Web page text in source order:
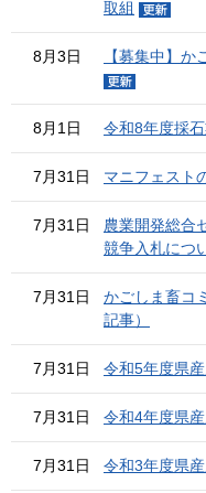
取組
8月3日 【募集中】
8月1日 令和8年度採
7月31日 マニフェスト
7月31日
農業開発総合
競争入札につ
7月31日
かごしま畜コ
記事）
7月31日 令和5年度県
7月31日 令和4年度県
7月31日 令和3年度県